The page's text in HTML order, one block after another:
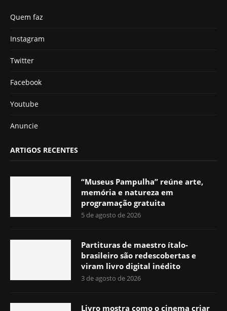
Quem faz
Instagram
Twitter
Facebook
Youtube
Anuncie
ARTIGOS RECENTES
“Museus Pampulha” reúne arte,
memória e natureza em
programação gratuita
5 de agosto de 2026
Partituras de maestro ítalo-
brasileiro são redescobertas e
viram livro digital inédito
3 de agosto de 2026
Livro mostra como o cinema criar